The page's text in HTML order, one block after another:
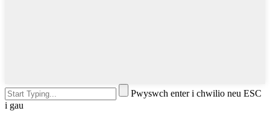
Pwyswch enter i chwilio neu ESC
i gau